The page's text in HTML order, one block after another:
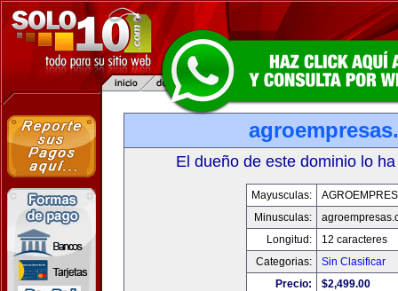
El dueño de este dominio lo
Mayusculas:
Minusculas:
Longitud:
12 caracteres
Categorias:
Sin Clasificar
Precio:
$2,499.00